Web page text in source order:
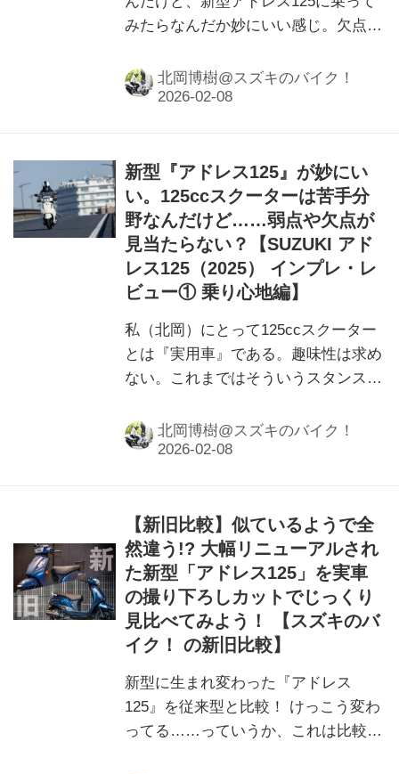
みたらなんだか妙にいい感じ。欠点と
ころか……
北岡博樹@スズキのバイク！
新型『アドレス125』が妙にい
い。125ccスクーターは苦手分
野なんだけど……弱点や欠点が
見当たらない？【SUZUKI アド
レス125（2025） インプレ・レ
ビュー① 乗り心地編】
私（北岡）にとって125ccスクーター
とは『実用車』である。趣味性は求め
ない。これまではそういうスタンスだ
ス125が、なんだかすごくいい。
北岡博樹@スズキのバイク！
【新旧比較】似ているようで全
然違う!? 大幅リニューアルされ
た新型「アドレス125」を実車
の撮り下ろしカットでじっくり
見比べてみよう！ 【スズキのバ
イク！ の新旧比較】
新型に生まれ変わった『アドレス
125』を従来型と比較！ けっこう変わ
ってる……っていうか、これは比較す